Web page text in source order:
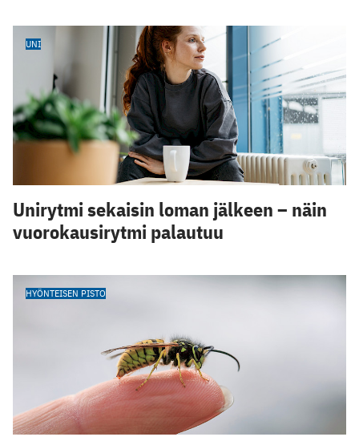
UNI
Unirytmi sekaisin loman jälkeen – näin
vuorokausirytmi palautuu
HYÖNTEISEN PISTO